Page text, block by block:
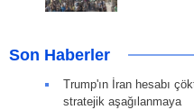
Son Haberler
Trump'ın İran hesabı
stratejik aşağılanmaya